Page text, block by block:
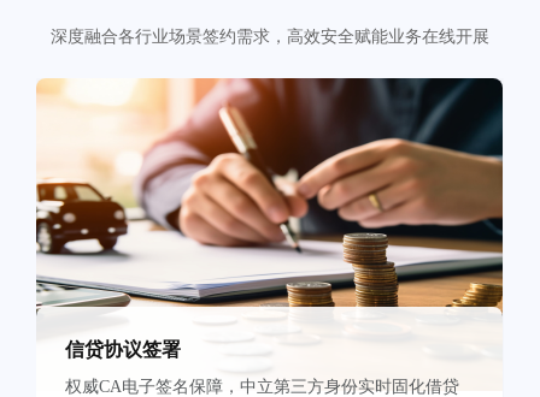
深度融合各行业场景签约需求，高效安全赋能业务在线开展
信贷协议签署
权威CA电子签名保障，中立第三方身份实时固化借贷